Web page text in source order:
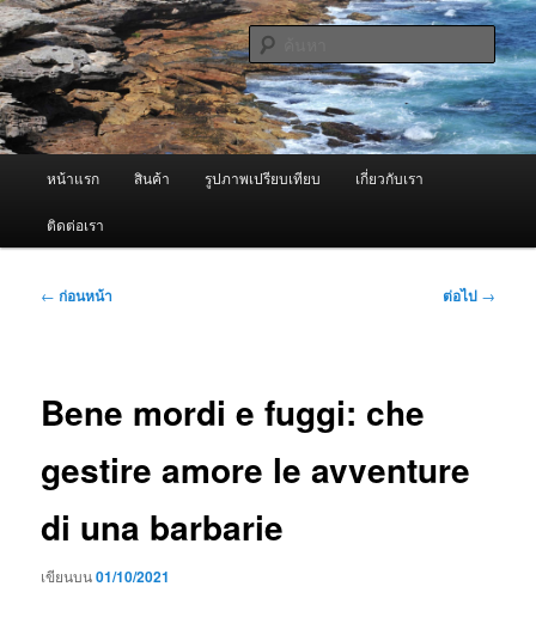
ข้าม
ไป
ยัง
เนื้อหา
หลัก ผู้นำเข้าเครื่องพ่นหมอกควัน Best
Fogger / Fogger One และ อะไหล่
จำหน่ายเครื่องพ่นหมอกควัน คุณภาพดี บริการด้วยความจริงใจ
ค้นหา
หน้าแรก สินค้า รูปภาพเปรียบเทียบ เกี่ยวกับเรา
ติดต่อเรา
เมนู
← ก่อนหน้า ต่อไป →
Bene mordi e fuggi: che
gestire amore le avventure
di una barbarie
เขียนบน01/10/2021